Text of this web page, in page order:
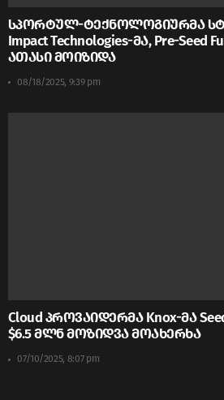
სპორტულ-ტექნოლოგიურმა
Impact Technologies-მა, Pre-Seed
ათასი მოიზიდა
08/18/2025, 9:39 pm
Cloud პროვაიდერმა Knox-მა
$6.5 მლნ მოზიდვა მოახერხა
07/10/2025, 8:07 pm